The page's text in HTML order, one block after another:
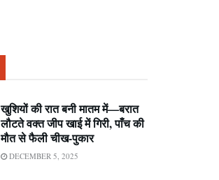
खुशियों की रात बनी मातम में—बरात
लौटते वक्त जीप खाई में गिरी, पाँच की
मौत से फैली चीख-पुकार
DECEMBER 5, 2025